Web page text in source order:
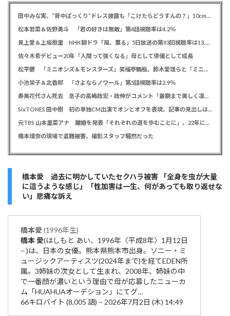
田中みな実、“背中ぱっくり”ドレス披露も「こけたらどうすんの？」10cm超ヒールに心配の声寄せられる
松本若菜＆佐野勇斗 「君の好きは無敵」第4話視聴率は4.2％
見上愛＆上坂樹里 NHK朝ドラ「風、薫る」5日放送の第93回視聴率は13.5％
佐々木希デビュー20年「人間って強くなる」母として俳優として成長
松平健 「ミニオンズ＆モンスターズ」笑福亭鶴瓶、鈴木愛理らと「ミニおんど」披露も「サンバの方が楽」と本音
小池栄子＆北香那 「さよならノワール」第5話視聴率は2.9％
寿美花代さん死去 息子の高嶋政宏・政伸がコメント「最期まで美しく凛とした表情」「最期の最期まで大女優」「
SixTONES 田中樹 初の単独CM出演でオンとオフを表現、記事の見出しは「“いい男の休日”にしてください」とアピール
元TBS 山本里菜アナ 離婚を発表「それぞれの道を歩むことに」、22年に一般男性と結婚
橋本環奈の現場で盗難被害、撮影スタッフ騒然だった
橋本愛 過去に明かしていたセクハラ被害 「全身を虫が大量
に這うような感じ」「性加害は一生、何があっても取り返せな
い」悲痛な訴え
橋本愛 (1996年生)
橋本 愛(はしもと あい、1996年〈平成8年〉1月12日
– )は、日本の女優。熊本県熊本市出身。ソニー・ミ
ュージックアーティスツ(2024年まで)を経てEDEN所
属。3姉妹の次女として生まれ、2008年、姉妹の中
で一番顔が濃いという理由で母が応募したニューカ
ム「HUAHUAオーデション」にてグ…
66キロバイト (8,005 語) – 2026年7月2日 (木) 14:49